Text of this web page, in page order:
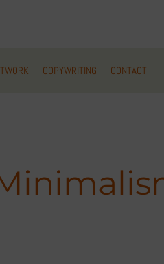
COPYWRITING CONTACT